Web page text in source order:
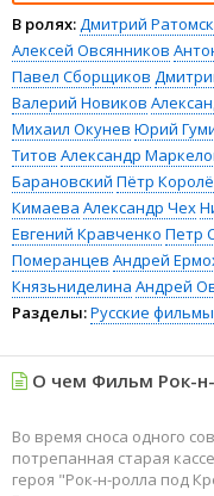
В ролях:Дмитрий
Алексей Овсянников
Павел Сборщиков
Валерий Новиков
Михаил Окунев Юрий
Титов Александр
Барановский Пётр
Кимаева Александр Чех
Евгений Кравченко Петр
Померанцев Андрей
Князьниделина Андрей
Разделы:Русские фильмы
О чем Фильм Рок-
Во время сноса одного
потрепанная старая
героя "Рок-н-ролла под